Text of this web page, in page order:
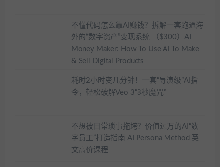
不懂代码怎么靠AI赚钱？拆解一套跑通海
外的“数字资产”变现系统 （$300）AI
Money Maker: How To Use AI To Make
& Sell Digital Products
耗时2小时变几分钟！一套“导演级”AI指
令，轻松破解Veo 3“8秒魔咒”
不想被日常琐事拖垮？价值过万的AI“数
字员工”打造指南 AI Persona Method 英
文高价课程